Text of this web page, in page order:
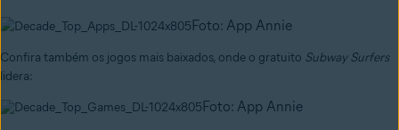
Foto: App Annie
Confira também os jogos mais baixados, onde o gratuito Subway Surfers
lidera:
Foto: App Annie